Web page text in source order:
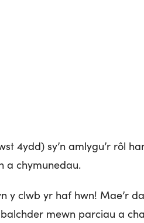
4ydd) sy’n amlygu’r rôl
a chymunedau.
y clwb yr haf hwn! Mae’r
mewn parciau a